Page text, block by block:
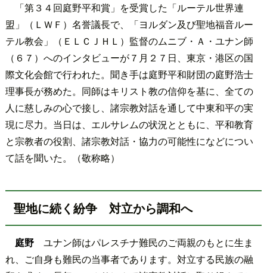
「第３４回庭野平和賞」を受賞した「ルーテル世界連
盟」（ＬＷＦ）名誉議長で、「ヨルダン及び聖地福音ルー
テル教会」（ＥＬＣＪＨＬ）監督のムニブ・Ａ・ユナン師
（６７）へのインタビューが７月２７日、東京・港区の国
際文化会館で行われた。聞き手は庭野平和財団の庭野浩士
理事長が務めた。同師はキリスト教の信仰を基に、全ての
人に慈しみの心で接し、諸宗教対話を通して中東和平の実
現に尽力。当日は、エルサレムの状況とともに、平和教育
と宗教者の役割、諸宗教対話・協力の可能性になどについ
て話を聞いた。（敬称略）
聖地に続く紛争 対立から調和へ
庭野 ユナン師はパレスチナ難民のご両親のもとに生ま
れ、ご自身も難民の当事者であります。対立する民族の融